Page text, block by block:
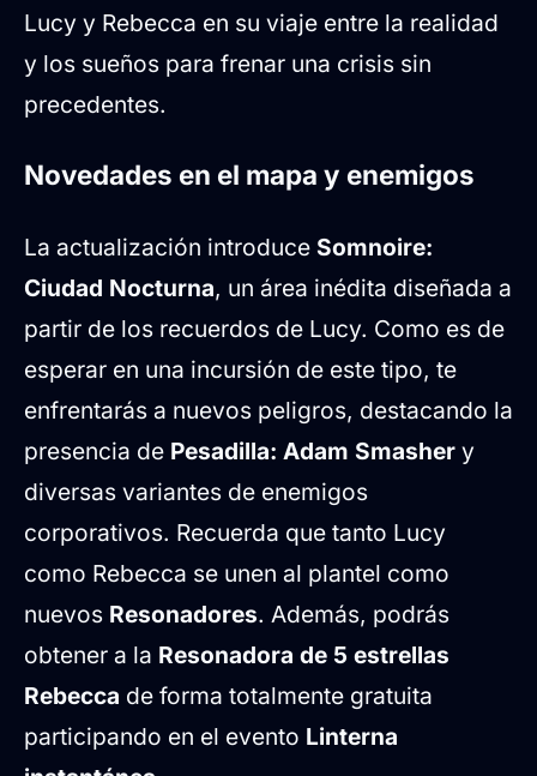
Lucy y Rebecca en su viaje entre la realidad
y los sueños para frenar una crisis sin
precedentes.
Novedades en el mapa y enemigos
La actualización introduce Somnoire:
Ciudad Nocturna, un área inédita diseñada a
partir de los recuerdos de Lucy. Como es de
esperar en una incursión de este tipo, te
enfrentarás a nuevos peligros, destacando la
presencia de Pesadilla: Adam Smasher y
diversas variantes de enemigos
corporativos. Recuerda que tanto Lucy
como Rebecca se unen al plantel como
nuevos Resonadores. Además, podrás
obtener a la Resonadora de 5 estrellas
Rebecca de forma totalmente gratuita
participando en el evento Linterna